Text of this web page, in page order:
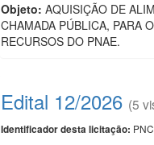
Objeto: AQUISIÇÃO DE
CHAMADA PÚBLICA, PARA
RECURSOS DO PNAE.
Edital 12/2026 (5
Identificador desta licitação: